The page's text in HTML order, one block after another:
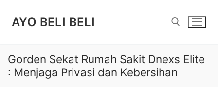
AYO BELI BELI
Cari:
Gorden Sekat Rumah Sakit Dnexs Elite
: Menjaga Privasi dan Kebersihan